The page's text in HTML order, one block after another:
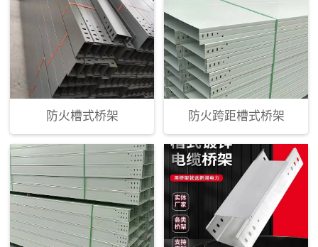
防火槽式桥架 防火跨距槽式桥架